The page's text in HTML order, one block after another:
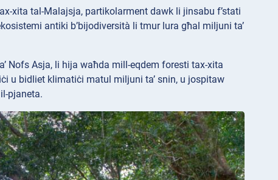
xita tal-Malajsja, partikolarment dawk li jinsabu f’stati
antiki b’bijodiversità li tmur lura għal miljuni ta’
Nofs Asja, li hija waħda mill-eqdem foresti tax-xita
u bidliet klimatiċi matul miljuni ta’ snin, u jospitaw
pjaneta.